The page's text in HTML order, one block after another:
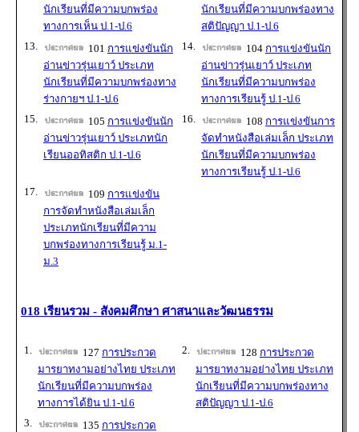
นักเรียนที่มีความบกพร่อง
ทางการเห็น ป.1-ป.6
นักเรียนที่มีความบกพร่องทาง
สติปัญญา ป.1-ป.6
13.
101 การแข่งขันนัก
อ่านข่าวรุ่นเยาว์ ประเภท
นักเรียนที่มีความบกพร่องทาง
ร่างกายฯ ป.1-ป.6
14. 104 การแข่งขันนัก
อ่านข่าวรุ่นเยาว์ ประเภท
นักเรียนที่มีความบกพร่อง
ทางการเรียนรู้ ป.1-ป.6
15.
105 การแข่งขันนัก
อ่านข่าวรุ่นเยาว์ ประเภทนัก
เรียนออทิสติก ป.1-ป.6
16. 108 การแข่งขันการ
จัดทำหนังสือเล่มเล็ก ประเภท
นักเรียนที่มีความบกพร่อง
ทางการเรียนรู้ ป.1-ป.6
17.
109 การแข่งขัน
การจัดทำหนังสือเล่มเล็ก
ประเภทนักเรียนที่มีความ
บกพร่องทางการเรียนรู้ ม.1-
ม.3
018 เรียนรวม - สังคมศึกษา ศาสนาและวัฒนธรรม
1. 127 การประกวด
มารยาทงามอย่างไทย ประเภท
นักเรียนที่มีความบกพร่อง
ทางการได้ยิน ป.1-ป.6
2. 128 การประกวด
มารยาทงามอย่างไทย ประเภท
นักเรียนที่มีความบกพร่องทาง
สติปัญญา ป.1-ป.6
3.
135 การประกวด